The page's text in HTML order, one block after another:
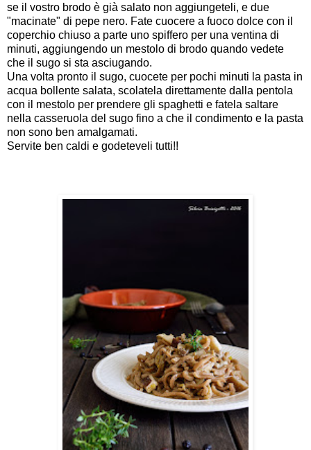
se il vostro brodo è già salato non aggiungeteli, e due
"macinate" di pepe nero. Fate cuocere a fuoco dolce con il
coperchio chiuso a parte uno spiffero per una ventina di
minuti, aggiungendo un mestolo di brodo quando vedete
che il sugo si sta asciugando.
Una volta pronto il sugo, cuocete per pochi minuti la pasta in
acqua bollente salata, scolatela direttamente dalla pentola
con il mestolo per prendere gli spaghetti e fatela saltare
nella casseruola del sugo fino a che il condimento e la pasta
non sono ben amalgamati.
Servite ben caldi e godeteveli tutti!!